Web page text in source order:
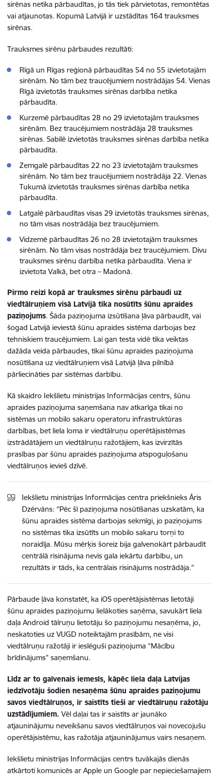
sirēnas netika pārbaudītas, jo tās tiek pārvietotas, remontētas
vai atjaunotas. Kopumā Latvijā ir uzstādītas 164 trauksmes
sirēnas.
Trauksmes sirēnu pārbaudes rezultāti:
Rīgā un Rīgas reģionā pārbaudītas 54 no 55 izvietotajām
sirēnām. No tām bez traucējumiem nostrādājas 54. Vienas
Rīgā izvietotās trauksmes sirēnas darbība netika
pārbaudīta.
Kurzemē pārbaudītas 28 no 29 izvietotajām trauksmes
sirēnām. Bez traucējumiem nostrādāja 28 trauksmes
sirēnas. Sabilē izvietotās trauksmes sirēnas darbība netika
pārbaudīta.
Zemgalē pārbaudītas 22 no 23 izvietotajām trauksmes
sirēnām. No tām bez traucējumiem nostrādāja 22. Vienas
Tukumā izvietotās trauksmes sirēnas darbība netika
pārbaudīta.
Latgalē pārbaudītas visas 29 izvietotās trauksmes sirēnas,
no tām visas nostrādāja bez traucējumiem.
Vidzemē pārbaudītas 26 no 28 izvietotajām trauksmes
sirēnām. No tām visas nostrādāja bez traucējumiem. Divu
trauksmes sirēnu darbība netika pārbaudīta. Viena ir
izvietota Valkā, bet otra – Madonā.
Pirmo reizi kopā ar trauksmes sirēnu pārbaudi uz
viedtālruņiem visā Latvijā tika nosūtīts šūnu apraides
paziņojums. Šāda paziņojuma izsūtīšana ļāva pārbaudīt, vai
šogad Latvijā ieviestā šūnu apraides sistēma darbojas bez
tehniskiem traucējumiem. Lai gan testa vidē tika veiktas
dažāda veida pārbaudes, tikai šūnu apraides paziņojuma
nosūtīšana uz viedtālruņiem visā Latvijā ļāva pilnībā
pārliecināties par sistēmas darbību.
Kā skaidro Iekšlietu ministrijas Informācijas centrs, šūnu
apraides paziņojuma saņemšana nav atkarīga tikai no
sistēmas un mobilo sakaru operatoru infrastruktūras
darbības, bet liela loma ir viedtālruņu operētājsistēmas
izstrādātājiem un viedtālruņu ražotājiem, kas izvirzītās
prasības par šūnu apraides paziņojuma atspoguļošanu
viedtālruņos ievieš dzīvē.
Iekšlietu ministrijas Informācijas centra priekšnieks Āris
Dzērvāns: “Pēc šī paziņojuma nosūtīšanas uzskatām, ka
šūnu apraides sistēma darbojas sekmīgi, jo paziņojums
no sistēmas tika izsūtīts un mobilo sakaru torņi to
noraidīja. Mūsu mērķis šoreiz bija galvenokārt pārbaudīt
centrālā risinājuma nevis gala iekārtu darbību, un
rezultāts ir tāds, ka centrālais risinājums nostrādāja.”
Pārbaude ļāva konstatēt, ka iOS operētājsistēmas lietotāji
šūnu apraides paziņojumu lielākoties saņēma, savukārt liela
daļa Android tālruņu lietotāju šo paziņojumu nesaņēma, jo,
neskatoties uz VUGD noteiktajām prasībām, ne visi
viedtālruņu ražotāji ir ieslēguši paziņojuma “Mācību
brīdinājums” saņemšanu.
Līdz ar to galvenais iemesls, kāpēc liela daļa Latvijas
iedzīvotāju šodien nesaņēma šūnu apraides paziņojumu
savos viedtālruņos, ir saistīts tieši ar viedtālruņu ražotāju
uzstādījumiem. Vēl daļai tas ir saistīts ar jaunāko
atjauninājumu neveikšanu savos viedtālruņos vai novecojušu
operētājsistēmu, kas ražotāja atjauninājumus vairs nesaņem.
Iekšlietu ministrijas Informācijas centrs tuvākajās dienās
atkārtoti komunicēs ar Apple un Google par nepieciešamajiem